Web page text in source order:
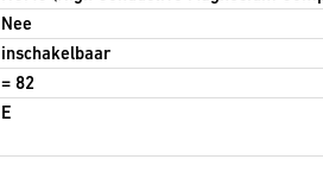
Nee
inschakelbaar
= 82
E